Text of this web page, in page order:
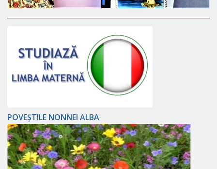
POVEȘTILE NONNEI ALBA